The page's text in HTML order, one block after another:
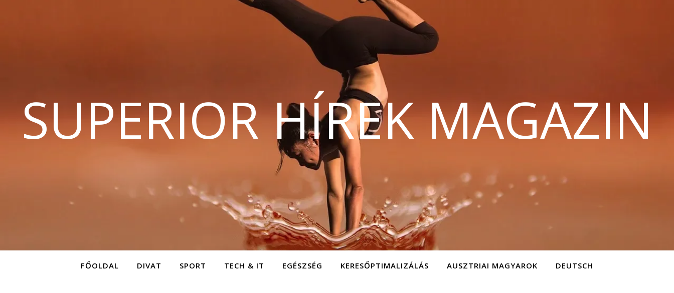
SUPERIOR HÍREK MAGAZIN
FŐOLDAL DIVAT SPORT TECH & IT EGÉSZSÉG KERESŐPTIMALIZÁLÁS AUSZTRIAI MAGYAROK DEUTSCH